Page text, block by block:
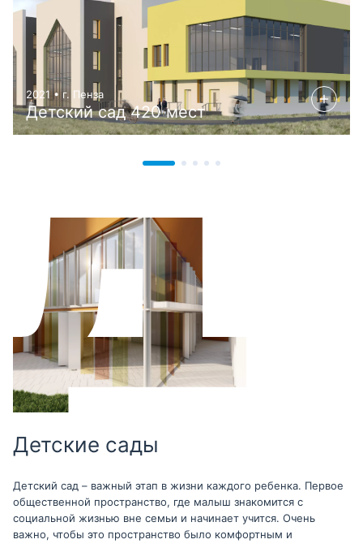
2021 • г. Пенза
Детский сад 420 мест
Детские сады
Детский сад – важный этап в жизни каждого ребенка. Первое
общественной пространство, где малыш знакомится с
социальной жизнью вне семьи и начинает учится. Очень
важно, чтобы это пространство было комфортным и